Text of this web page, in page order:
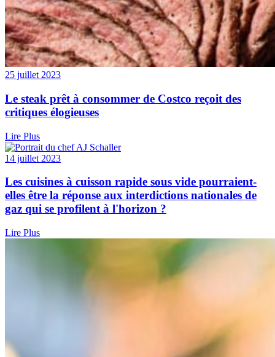
25 juillet 2023
Le steak prêt à consommer de Costco reçoit des
critiques élogieuses
Lire Plus
14 juillet 2023
Les cuisines à cuisson rapide sous vide pourraient-
elles être la réponse aux interdictions nationales de
gaz qui se profilent à l'horizon ?
Lire Plus